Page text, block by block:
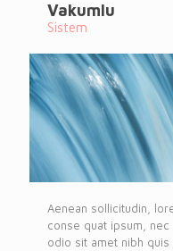
Vakumlu
Sistem
Aenean sollicitudin,
conse quat ipsum,
odio sit amet nibh quis